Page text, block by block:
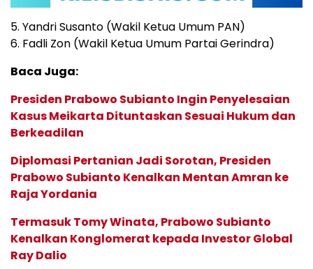
5. Yandri Susanto (Wakil Ketua Umum PAN)
6. Fadli Zon (Wakil Ketua Umum Partai Gerindra)
Baca Juga:
Presiden Prabowo Subianto Ingin Penyelesaian
Kasus Meikarta Dituntaskan Sesuai Hukum dan
Berkeadilan
Diplomasi Pertanian Jadi Sorotan, Presiden
Prabowo Subianto Kenalkan Mentan Amran ke
Raja Yordania
Termasuk Tomy Winata, Prabowo Subianto
Kenalkan Konglomerat kepada Investor Global
Ray Dalio